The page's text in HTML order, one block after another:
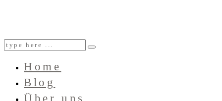
Home
Blog
Über uns